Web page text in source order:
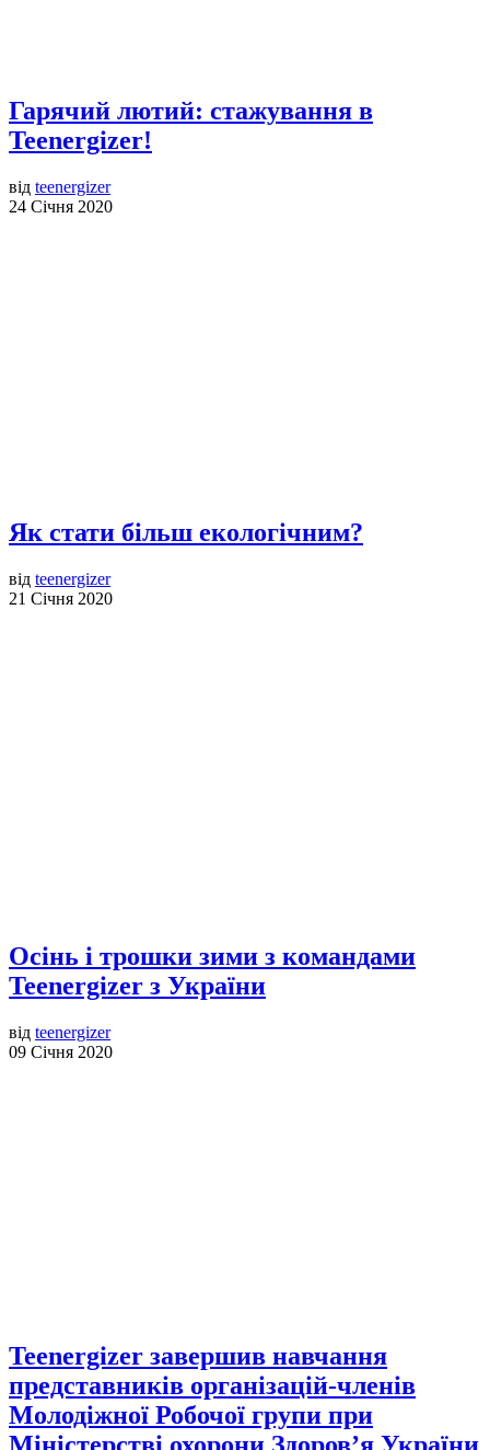
Гарячий лютий: стажування в
Teenergizer!
від teenergizer
24 Січня 2020
Як стати більш екологічним?
від teenergizer
21 Січня 2020
Осінь і трошки зими з командами
Teenergizer з України
від teenergizer
09 Січня 2020
Teenergizer завершив навчання
представників організацій-членів
Молодіжної Робочої групи при